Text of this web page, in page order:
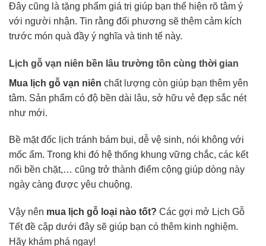
Đây cũng là tặng phẩm giá trị giúp bạn thể hiện rõ tâm ý
với người nhận. Tin rằng đối phương sẽ thêm cảm kích
trước món quà đầy ý nghĩa và tinh tế này.
Lịch gỗ vạn niên bền lâu trường tồn cùng thời gian
Mua lịch gỗ vạn niên chất lượng còn giúp bạn thêm yên
tâm. Sản phẩm có độ bền dài lâu, sở hữu vẻ đẹp sắc nét
như mới.
Bề mặt đốc lịch tránh bám bụi, dễ vệ sinh, nói không với
mốc ẩm. Trong khi đó hệ thống khung vững chắc, các kết
nối bền chặt,… cũng trở thành điểm cộng giúp dòng này
ngày càng được yêu chuộng.
Vậy nên mua lịch gỗ loại nào tốt? Các gợi mở Lịch Gỗ
Tết đề cập dưới đây sẽ giúp bạn có thêm kinh nghiệm.
Hãy khám phá ngay!